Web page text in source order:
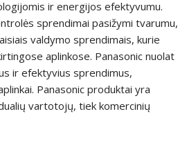
ir energijos efektyvumu.
sprendimai pasižymi tvarumu,
valdymo sprendimais, kurie
aplinkose. Panasonic nuolat
ir efektyvius sprendimus,
Panasonic produktai yra
vartotojų, tiek komercinių